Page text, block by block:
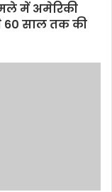
में अमेरिकी
60 साल तक की